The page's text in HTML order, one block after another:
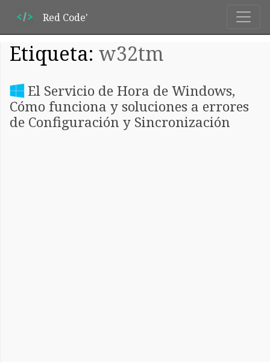
Red Code'
Etiqueta: w32tm
El Servicio de Hora de Windows,
Cómo funciona y soluciones a errores
de Configuración y Sincronización